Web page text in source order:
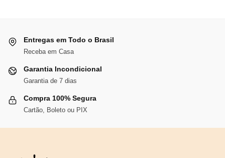
Entregas em Todo o Brasil
Receba em Casa
Garantia Incondicional
Garantia de 7 dias
Compra 100% Segura
Cartão, Boleto ou PIX